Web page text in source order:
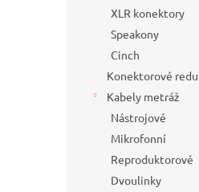
XLR konektory
Speakony
Cinch
Konektorové
Kabely metráž
Nástrojové
Mikrofonní
Reproduktorové
Dvoulinky